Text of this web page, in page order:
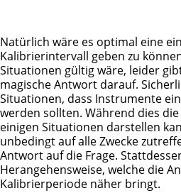
Natürlich wäre es optimal eine
Kalibrierintervall geben zu
Situationen gültig wäre, leider
magische Antwort darauf.
Situationen, dass Instrumente
werden sollten. Während dies
einigen Situationen darstellen
unbedingt auf alle Zwecke
Antwort auf die Frage.
Herangehensweise, welche die
Kalibrierperiode näher bringt.